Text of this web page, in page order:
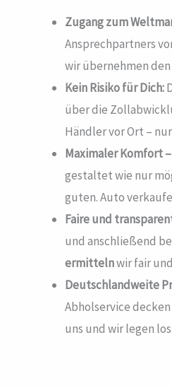
Zugang zum
Ansprechpartners
wir übernehmen
Kein Risiko für Dich:
über die
Händler vor Ort –
Maximaler Komfort
gestaltet wie nur
guten. Auto
Faire und
und anschließend
ermittelnwir fair
Deutschlandweite
Abholservice
uns und wir legen los.